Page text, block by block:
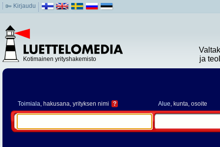
Kirjaudu
Kotimainen yrityshakemisto
ja
Toimiala, hakusana, yrityksen nimi ? Alue, kunta, osoite